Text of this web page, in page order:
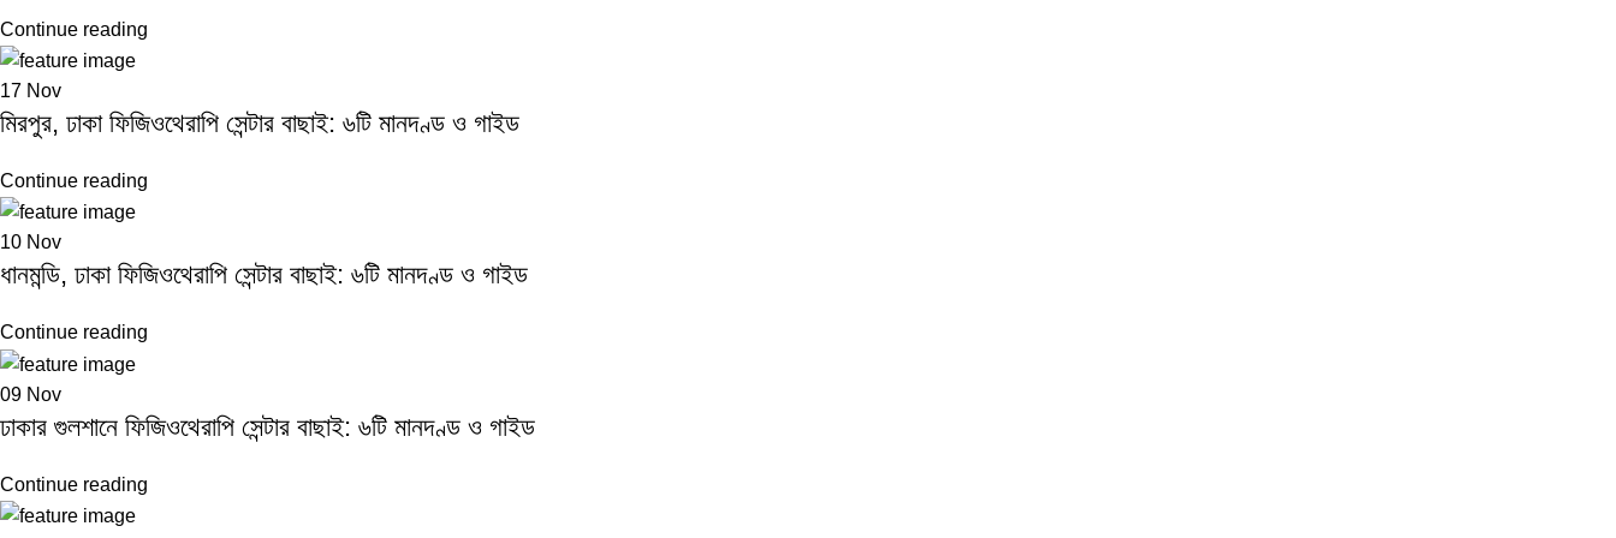
Continue reading
17 Nov
মিরপুর, ঢাকা ফিজিওথেরাপি সেন্টার বাছাই: ৬টি মানদণ্ড ও গাইড
Continue reading
10 Nov
ধানমন্ডি, ঢাকা ফিজিওথেরাপি সেন্টার বাছাই: ৬টি মানদণ্ড ও গাইড
Continue reading
09 Nov
ঢাকার গুলশানে ফিজিওথেরাপি সেন্টার বাছাই: ৬টি মানদণ্ড ও গাইড
Continue reading